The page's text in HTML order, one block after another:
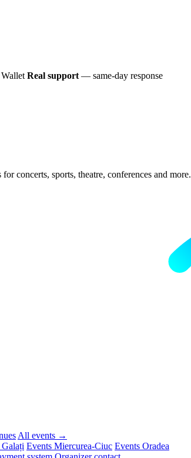
Real support — same-day response
concerts, sports, theatre, conferences and more.
All events →
Events Miercurea-Ciuc Events Oradea